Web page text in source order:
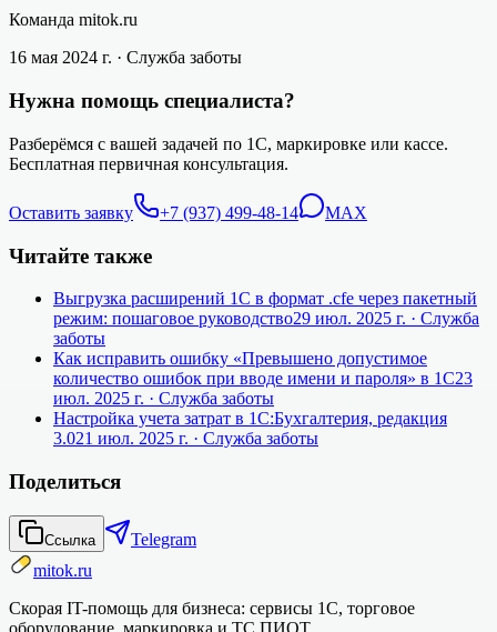
Команда mitok.ru
16 мая 2024 г. · Служба заботы
Нужна помощь специалиста?
Разберёмся с вашей задачей по 1С, маркировке или кассе.
Бесплатная первичная консультация.
Оставить заявку +7 (937) 499-48-14 MAX
Читайте также
Выгрузка расширений 1С в формат .cfe через пакетный
режим: пошаговое руководство29 июл. 2025 г. · Служба
заботы
Как исправить ошибку «Превышено допустимое
количество ошибок при вводе имени и пароля» в 1С23
июл. 2025 г. · Служба заботы
Настройка учета затрат в 1С:Бухгалтерия, редакция
3.021 июл. 2025 г. · Служба заботы
Поделиться
Ссылка
Telegram
mitok.ru
Скорая IT-помощь для бизнеса: сервисы 1С, торговое
оборудование, маркировка и ТС ПИОТ.